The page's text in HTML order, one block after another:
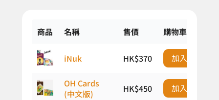
商品 名稱 售價 購物車
iNuk HK$370 加入購物車
OH Cards
(中文版)
HK$450 加入購物車